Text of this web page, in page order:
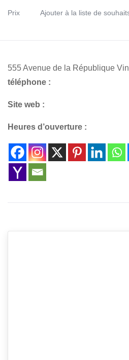
Prix Ajouter à la liste de
555 Avenue de la République
téléphone :
Site web :
Heures d’ouverture :